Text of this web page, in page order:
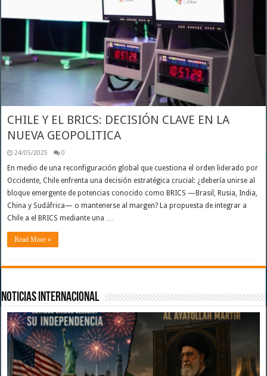
CHILE Y EL BRICS: DECISIÓN CLAVE EN LA
NUEVA GEOPOLITICA
24/05/2025 0
En medio de una reconfiguración global que cuestiona el orden liderado por
Occidente, Chile enfrenta una decisión estratégica crucial: ¿debería unirse al
bloque emergente de potencias conocido como BRICS —Brasil, Rusia, India,
China y Sudáfrica— o mantenerse al margen? La propuesta de integrar a
Chile a el BRICS mediante una …
Read More »
Noticias Internacional